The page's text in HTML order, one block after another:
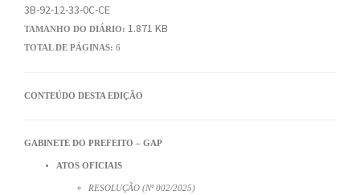
3B-92-12-33-0C-CE
TAMANHO DO DIÁRIO: 1.871 KB
TOTAL DE PÁGINAS: 6
CONTEÚDO DESTA EDIÇÃO
GABINETE DO PREFEITO – GAP
ATOS OFICIAIS
RESOLUÇÃO (Nº 002/2025)